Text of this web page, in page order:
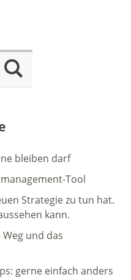
bleiben darf
Tool
Strategie zu tun hat.
kann.
und das
gerne einfach anders